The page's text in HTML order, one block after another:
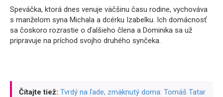
Speváčka, ktorá dnes venuje väčšinu času rodine, vychováva
s manželom syna Michala a dcérku Izabelku. Ich domácnosť
sa čoskoro rozrastie o ďalšieho člena a Dominika sa už
pripravuje na príchod svojho druhého synčeka.
Čítajte tiež: Tvrdý na ľade, zmäknutý doma: Tomáš Tatar